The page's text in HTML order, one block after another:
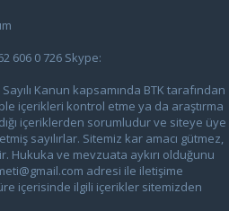
606 0 726 Skype:
Kanun kapsamında BTK tarafından
içerikleri kontrol etme ya da araştırma
içeriklerden sorumludur ve siteye üye
sayılırlar. Sitemiz kar amacı gütmez,
Hukuka ve mevzuata aykırı olduğunu
adresi ile iletişime
içerisinde ilgili içerikler sitemizden